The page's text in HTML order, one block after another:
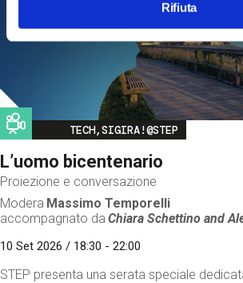
Rifiuta
Image
TECH,SIGIRA!@STEP
L’uomo bicentenario
Proiezione e conversazione
Modera Massimo Temporelli
accompagnato da Chiara Schettino and
10 Set 2026 / 18:30 - 22:00
STEP presenta una serata speciale